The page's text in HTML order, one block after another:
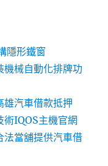
隱形鐵窗
機械自動化排牌功
雄汽車借款抵押
術IQOS主機官網
法當舖提供汽車借